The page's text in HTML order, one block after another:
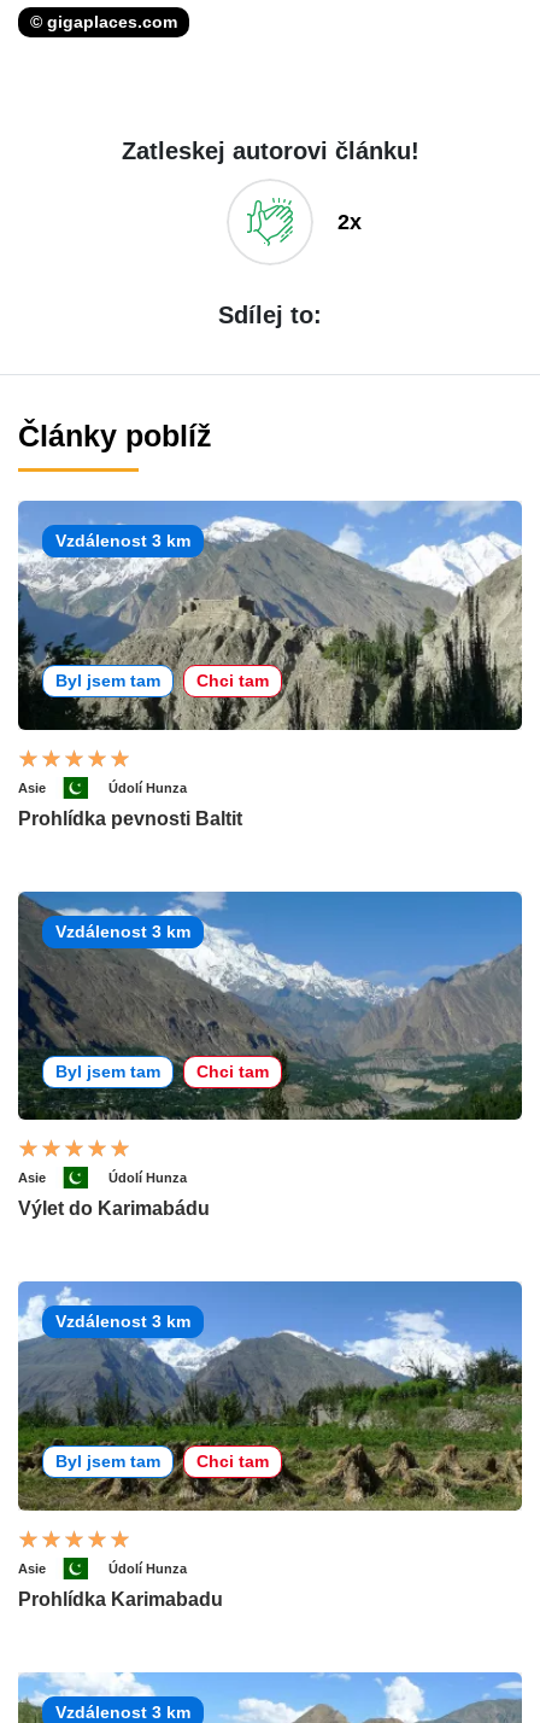
© gigaplaces.com
Zatleskej autorovi článku!
2x
Sdílej to:
Články poblíž
Vzdálenost 3 km
Byl jsem tam Chci tam
Asie Údolí Hunza
Prohlídka pevnosti Baltit
Vzdálenost 3 km
Byl jsem tam Chci tam
Asie Údolí Hunza
Výlet do Karimabádu
Vzdálenost 3 km
Byl jsem tam Chci tam
Asie Údolí Hunza
Prohlídka Karimabadu
Vzdálenost 3 km